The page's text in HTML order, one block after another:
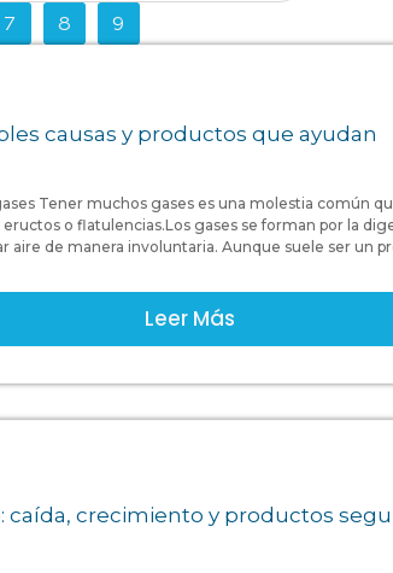
7 8 9
causas y productos que ayudan
Tener muchos gases es una molestia común
o flatulencias.Los gases se forman por la
aire de manera involuntaria. Aunque suele ser un
Leer Más
caída, crecimiento y productos